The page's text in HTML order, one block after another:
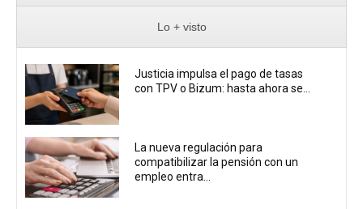
Lo + visto
Justicia impulsa el pago de tasas
con TPV o Bizum: hasta ahora se...
La nueva regulación para
compatibilizar la pensión con un
empleo entra...